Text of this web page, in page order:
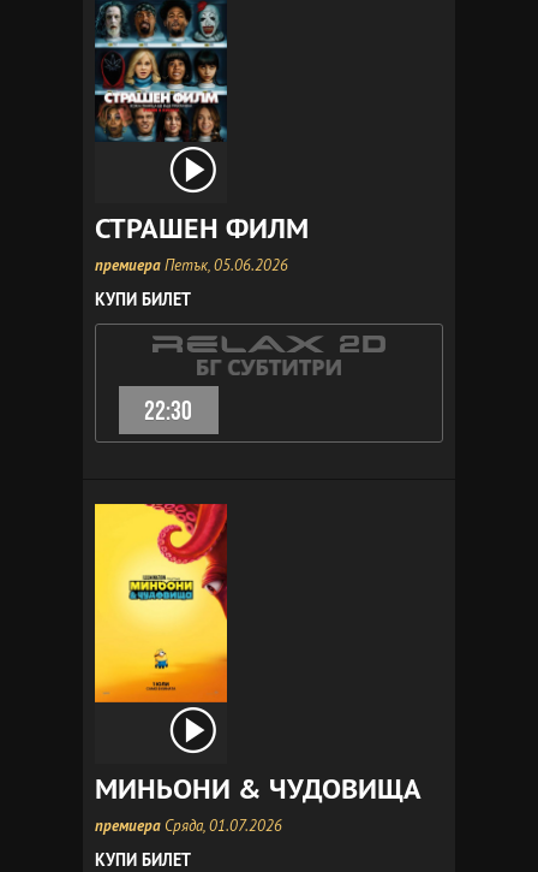
СТРАШЕН ФИЛМ
премиераПетък, 05.06.2026
КУПИ БИЛЕТ
22:30
МИНЬОНИ & ЧУДОВИЩА
премиера Сряда, 01.07.2026
КУПИ БИЛЕТ